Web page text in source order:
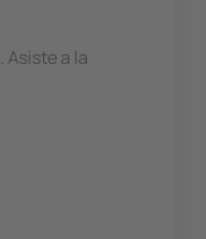
a la